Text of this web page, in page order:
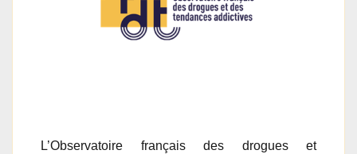
L’Observatoire français des drogues et